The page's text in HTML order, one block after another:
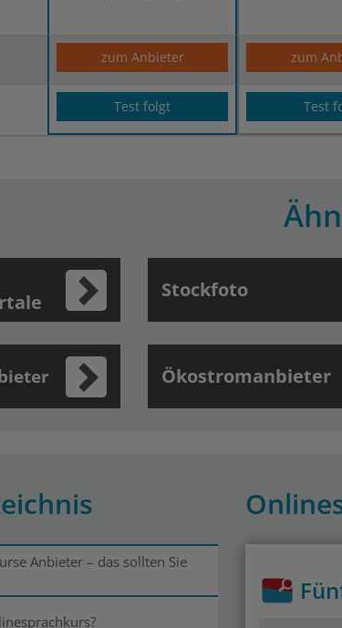
zum Anbieter zum
Test folgt Test
Stockfoto
Ökostromanbieter
Anbieter – das sollten Sie